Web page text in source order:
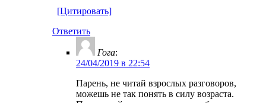
[Цитировать]
Ответить
Гога:
24/04/2019 в 22:54
Парень, не читай взрослых разговоров,
можешь не так понять в силу возраста.